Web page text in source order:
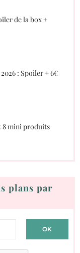
de la box +
: Spoiler + 6€
8 mini produits
plans par